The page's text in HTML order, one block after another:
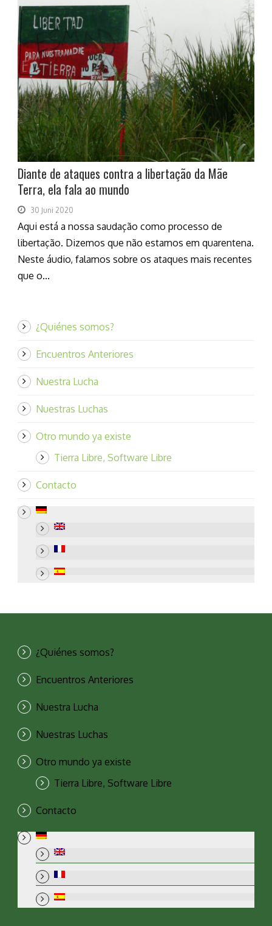
Diante de ataques contra a libertação da Mãe
Terra, ela fala ao mundo
30 Juni 2020
Aqui está a nossa saudação como processo de
libertação. Dizemos que não estamos em quarentena.
Neste áudio, falamos sobre os ataques mais recentes
que o...
¿Quiénes somos?
Encuentros Anteriores
Nuestra Lucha
Nuestras Luchas
Otro mundo ya existe
Tierra Libre, Software Libre
Contacto
¿Quiénes somos?
Encuentros Anteriores
Nuestra Lucha
Nuestras Luchas
Otro mundo ya existe
Tierra Libre, Software Libre
Contacto